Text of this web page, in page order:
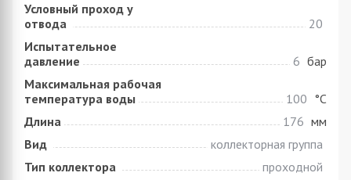
Условный проход у
отвода
20
Испытательное
давление
6 бар
Максимальная рабочая
температура воды
100 °C
Длина
176 мм
Вид
коллекторная группа
Тип коллектора
проходной